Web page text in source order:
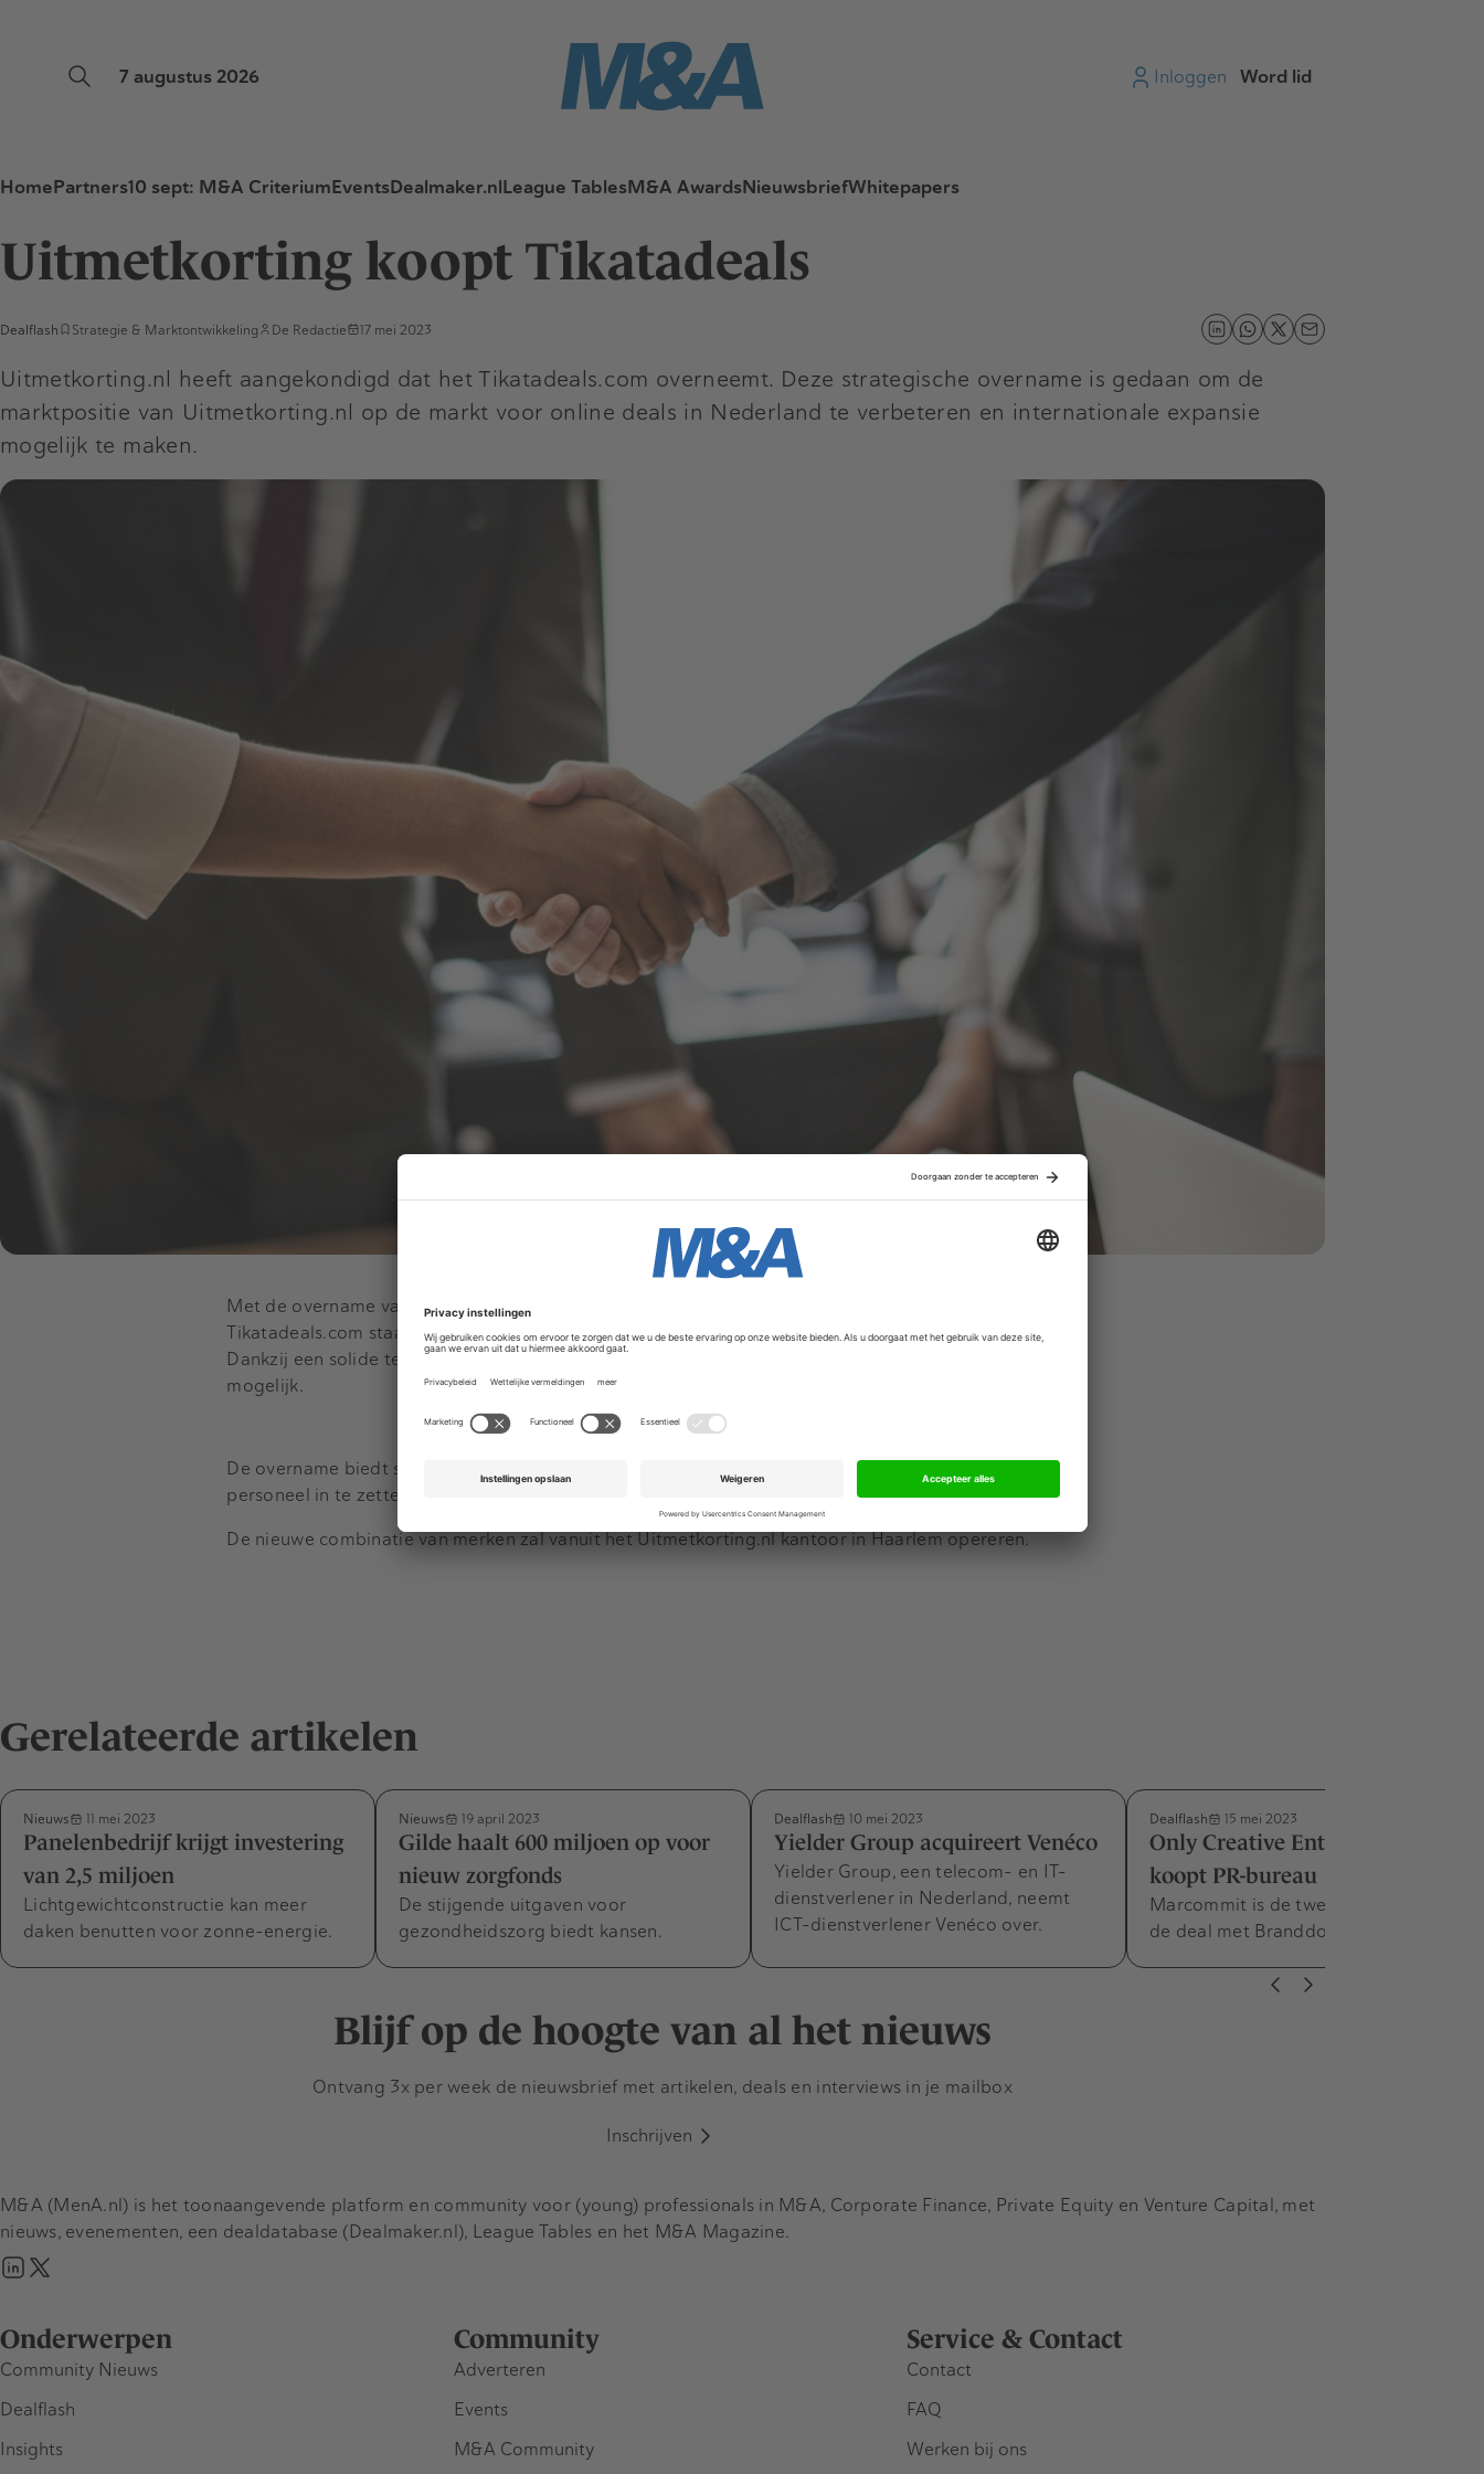
7 augustus 2026 Inloggen Word lid
HomePartners10 sept: M&A CriteriumEventsDealmaker.nlLeague TablesM&A AwardsNieuwsbriefWhitepapers
Uitmetkorting koopt Tikatadeals
Dealflash Strategie & Marktontwikkeling De Redactie 17 mei 2023
Uitmetkorting.nl heeft aangekondigd dat het Tikatadeals.com overneemt. Deze strategische overname is gedaan om de
marktpositie van Uitmetkorting.nl op de markt voor online deals in Nederland te verbeteren en internationale expansie
mogelijk te maken.
Met de overname van Tikatadeals.com vergroot Uitmetkorting.nl zijn marktbereik aanzienlijk.
Tikatadeals.com staat bekend als internationaal platform met aantrekkelijke deals en aanbiedingen.
Dankzij een solide techniek en slimme inzet van AI is schaalbaarheid naar een wereldwijd platform
mogelijk.
Advertentie
De overname biedt synergievoordelen door gebruik te maken van dezelfde dealdatabase en kennis en
personeel in te zetten over beide platformen.
De nieuwe combinatie van merken zal vanuit het Uitmetkorting.nl kantoor in Haarlem opereren.
Gerelateerde artikelen
Nieuws 11 mei 2023
Panelenbedrijf krijgt investering
van 2,5 miljoen
Lichtgewichtconstructie kan meer
daken benutten voor zonne-energie.
Nieuws 19 april 2023
Gilde haalt 600 miljoen op voor
nieuw zorgfonds
De stijgende uitgaven voor
gezondheidszorg biedt kansen.
Dealflash 10 mei 2023
Yielder Group acquireert Venéco
Yielder Group, een telecom- en IT-
dienstverlener in Nederland, neemt
ICT-dienstverlener Venéco over.
Dealflash 15 mei 2023
Only Creative Entrepreneurs
koopt PR-bureau
Marcommit is de tweede overname na
de deal met Branddoctors.
Blijf op de hoogte van al het nieuws
Ontvang 3x per week de nieuwsbrief met artikelen, deals en interviews in je mailbox
Inschrijven
Onderwerpen
Community Nieuws
Dealflash
Insights
Community
Adverteren
Events
M&A Community
Service & Contact
Contact
FAQ
Werken bij ons
M&A (MenA.nl) is het toonaangevende platform en community voor (young) professionals in M&A, Corporate Finance, Private Equity en Venture Capital, met
nieuws, evenementen, een dealdatabase (Dealmaker.nl), League Tables en het M&A Magazine.